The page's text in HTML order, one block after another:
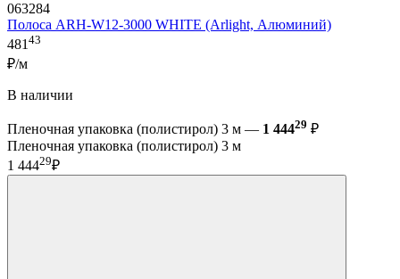
063284
Полоса ARH-W12-3000 WHITE (Arlight, Алюминий)
48143
₽/м
В наличии
Пленочная упаковка (полистирол) 3 м — 1 44429 ₽
Пленочная упаковка (полистирол) 3 м
1 44429₽